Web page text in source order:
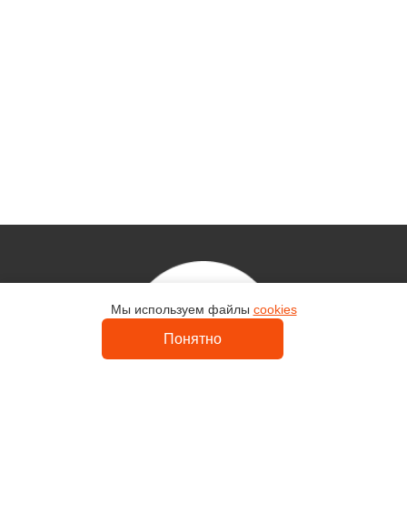
Контакты
Мы используем файлы cookies
Понятно